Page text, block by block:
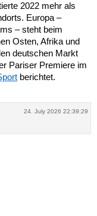
2022 mehr als
Europa –
– steht beim
Osten, Afrika und
deutschen Markt
Pariser Premiere im
berichtet.
24. July 2026 22:39:29